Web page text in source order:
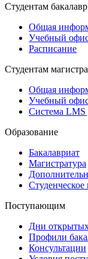
Студентам
Общая
Учебный
Расписание
Студентам
Общая
Учебный
Система LMS
Образование
Бакалавриат
Магистратура
Поступающим
Дни
Профили
Консультации